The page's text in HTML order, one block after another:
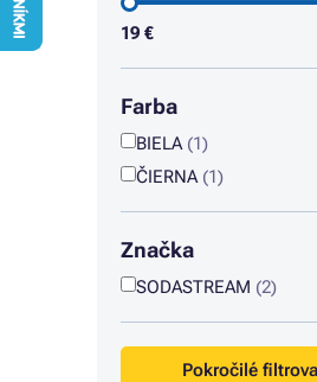
19 €
Farba
BIELA (1)
ČIERNA (1)
Značka
SODASTREAM (2)
Pokročilé